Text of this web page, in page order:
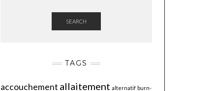
SEARCH
TAGS
accouchement allaitement alternatif burn-